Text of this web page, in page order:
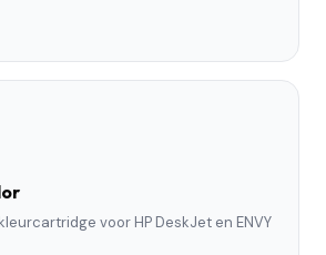
voor HP DeskJet en ENVY